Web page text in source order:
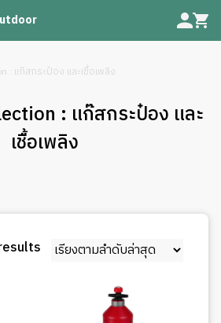
: แก๊สกระป๋อง และเชื้อเพลิง
: แก๊สกระป๋อง และ
เชื้อเพลิง
Sorted